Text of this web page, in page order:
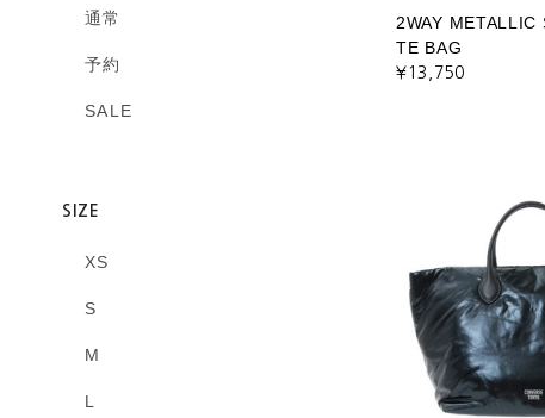
通常
予約
SALE
SIZE
XS
S
M
L
2WAY METALLIC
TE BAG
¥13,750